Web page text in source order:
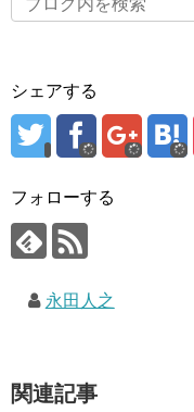
シェアする
フォローする
永田人之
関連記事